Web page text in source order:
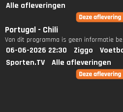
Alle afleveringen
Portugal - Chili
Van dit programma is geen informatie
06-06-2026 22:30 Ziggo
Sporten.TV
Alle afleveringen